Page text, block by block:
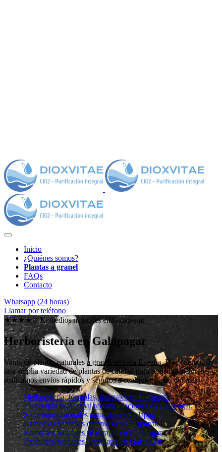
Inicio
¿Quiénes somos?
Plantas a granel
FAQs
Contacto
Whatsapp (24 horas)
Llamar por teléfono
★★★★✩ Remedios naturales en Galapagar
Herboristería en Galapagar
Venta de plantas naturalesa granel en toda España. Disponemos de
una amplia variedad de plantas de calidad para remedios naturales y
realizamos envíos rápidos y seguros a cualquier punto del país.
Herboristería, fórmulas, naturales en Galapagar.
Fitoterapia tradicional recomendaciones en Galapagar.
Soluciones naturales naturales en Galapagar.
Remedios naturales defensas en Galapagar.
Remedios naturales fitoterapia en Galapagar.
Productos naturales herbolario en Galapagar.